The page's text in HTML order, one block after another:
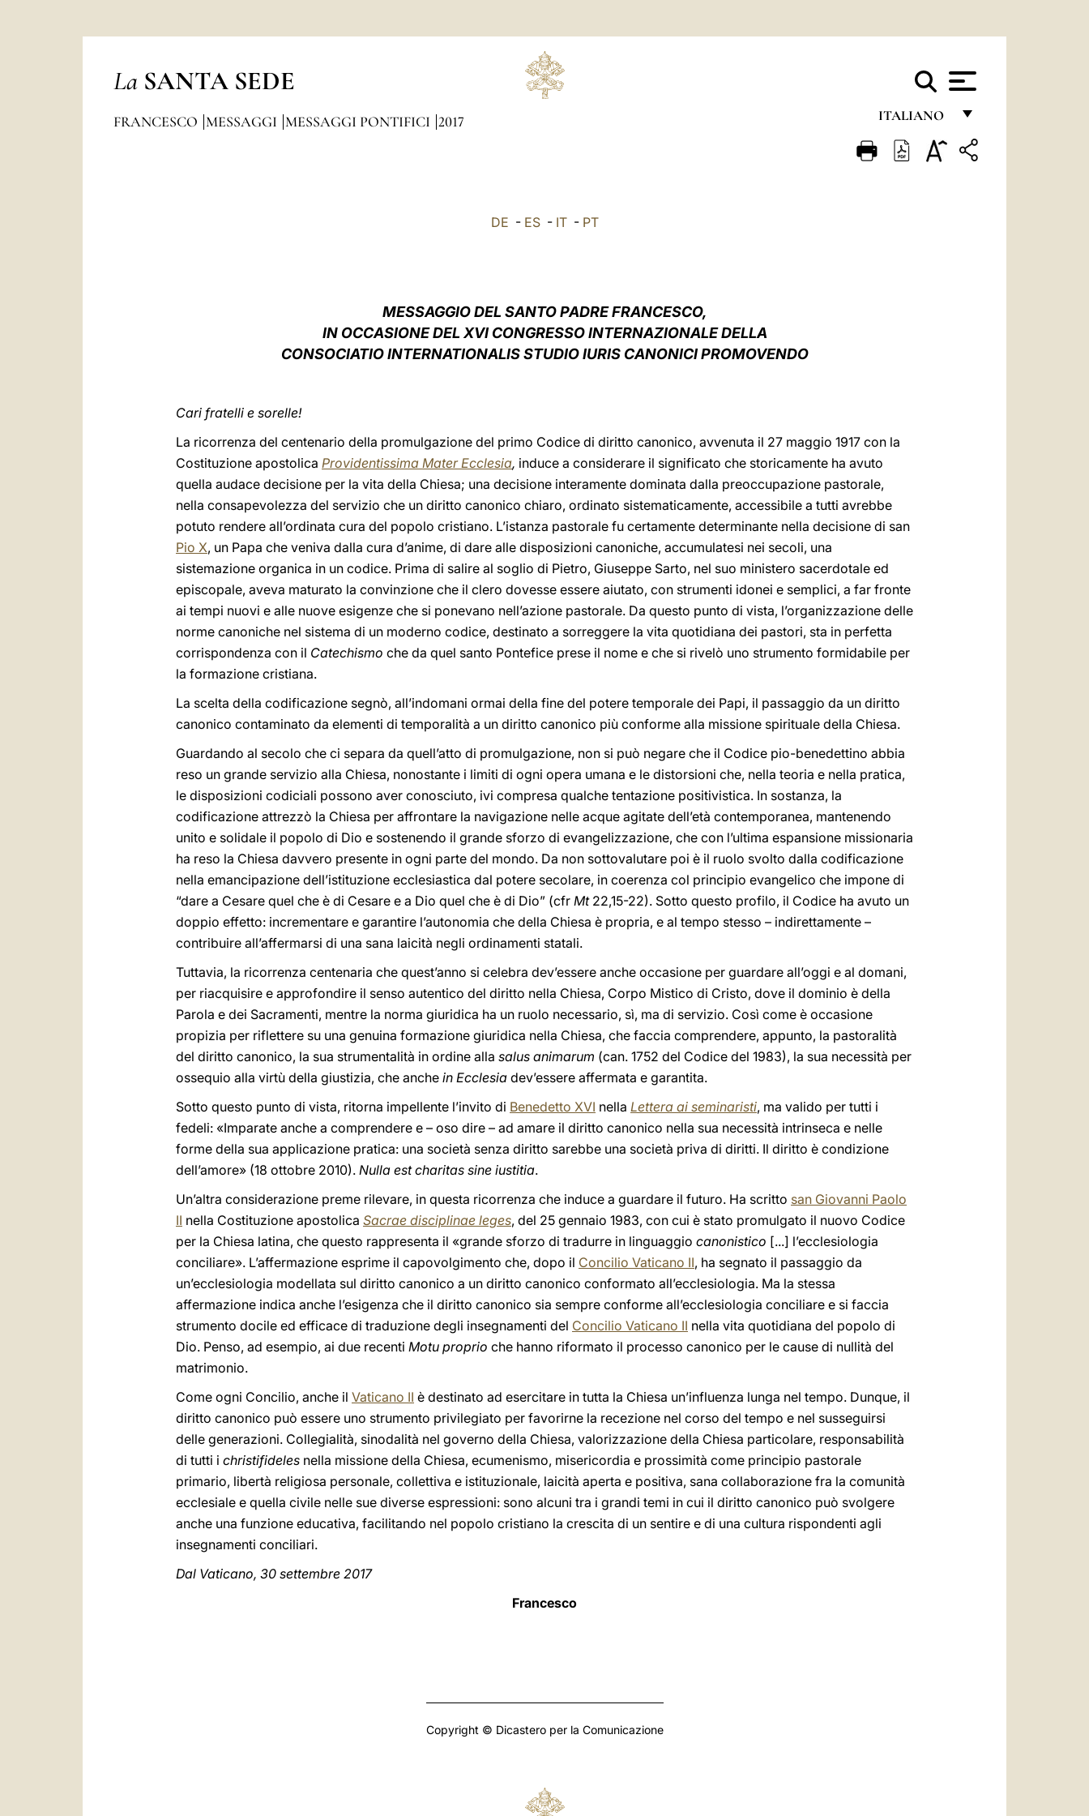
La SANTA SEDE
ITALIANO
FRANÇAIS
FRANCESCO MESSAGGI MESSAGGI PONTIFICI 2017
DE - ES- IT- PT
MESSAGGIO DEL SANTO PADRE FRANCESCO,
IN OCCASIONE DEL XVI CONGRESSO INTERNAZIONALE DELLA
CONSOCIATIO INTERNATIONALIS STUDIO IURIS CANONICI PROMOVENDO
Cari fratelli e sorelle!
La ricorrenza del centenario della promulgazione del primo Codice di diritto canonico, avvenuta il 27 maggio 1917 con la
Costituzione apostolica Providentissima Mater Ecclesia, induce a considerare il significato che storicamente ha avuto
quella audace decisione per la vita della Chiesa; una decisione interamente dominata dalla preoccupazione pastorale,
nella consapevolezza del servizio che un diritto canonico chiaro, ordinato sistematicamente, accessibile a tutti avrebbe
potuto rendere all’ordinata cura del popolo cristiano. L’istanza pastorale fu certamente determinante nella decisione di san
Pio X, un Papa che veniva dalla cura d’anime, di dare alle disposizioni canoniche, accumulatesi nei secoli, una
sistemazione organica in un codice. Prima di salire al soglio di Pietro, Giuseppe Sarto, nel suo ministero sacerdotale ed
episcopale, aveva maturato la convinzione che il clero dovesse essere aiutato, con strumenti idonei e semplici, a far fronte
ai tempi nuovi e alle nuove esigenze che si ponevano nell’azione pastorale. Da questo punto di vista, l’organizzazione delle
norme canoniche nel sistema di un moderno codice, destinato a sorreggere la vita quotidiana dei pastori, sta in perfetta
corrispondenza con il Catechismo che da quel santo Pontefice prese il nome e che si rivelò uno strumento formidabile per
la formazione cristiana.
La scelta della codificazione segnò, all’indomani ormai della fine del potere temporale dei Papi, il passaggio da un diritto
canonico contaminato da elementi di temporalità a un diritto canonico più conforme alla missione spirituale della Chiesa.
Guardando al secolo che ci separa da quell’atto di promulgazione, non si può negare che il Codice pio-benedettino abbia
reso un grande servizio alla Chiesa, nonostante i limiti di ogni opera umana e le distorsioni che, nella teoria e nella pratica,
le disposizioni codiciali possono aver conosciuto, ivi compresa qualche tentazione positivistica. In sostanza, la
codificazione attrezzò la Chiesa per affrontare la navigazione nelle acque agitate dell’età contemporanea, mantenendo
unito e solidale il popolo di Dio e sostenendo il grande sforzo di evangelizzazione, che con l’ultima espansione missionaria
ha reso la Chiesa davvero presente in ogni parte del mondo. Da non sottovalutare poi è il ruolo svolto dalla codificazione
nella emancipazione dell’istituzione ecclesiastica dal potere secolare, in coerenza col principio evangelico che impone di
“dare a Cesare quel che è di Cesare e a Dio quel che è di Dio” (cfr Mt 22,15-22). Sotto questo profilo, il Codice ha avuto un
doppio effetto: incrementare e garantire l’autonomia che della Chiesa è propria, e al tempo stesso – indirettamente –
contribuire all’affermarsi di una sana laicità negli ordinamenti statali.
Tuttavia, la ricorrenza centenaria che quest’anno si celebra dev’essere anche occasione per guardare all’oggi e al domani,
per riacquisire e approfondire il senso autentico del diritto nella Chiesa, Corpo Mistico di Cristo, dove il dominio è della
Parola e dei Sacramenti, mentre la norma giuridica ha un ruolo necessario, sì, ma di servizio. Così come è occasione
propizia per riflettere su una genuina formazione giuridica nella Chiesa, che faccia comprendere, appunto, la pastoralità
del diritto canonico, la sua strumentalità in ordine alla salus animarum (can. 1752 del Codice del 1983), la sua necessità per
ossequio alla virtù della giustizia, che anche in Ecclesia dev’essere affermata e garantita.
Sotto questo punto di vista, ritorna impellente l’invito di Benedetto XVI nella Lettera ai seminaristi, ma valido per tutti i
fedeli: «Imparate anche a comprendere e – oso dire – ad amare il diritto canonico nella sua necessità intrinseca e nelle
forme della sua applicazione pratica: una società senza diritto sarebbe una società priva di diritti. Il diritto è condizione
dell’amore» (18 ottobre 2010). Nulla est charitas sine iustitia.
Un’altra considerazione preme rilevare, in questa ricorrenza che induce a guardare il futuro. Ha scritto san Giovanni Paolo
II nella Costituzione apostolica Sacrae disciplinae leges, del 25 gennaio 1983, con cui è stato promulgato il nuovo Codice
per la Chiesa latina, che questo rappresenta il «grande sforzo di tradurre in linguaggio canonistico [...] l’ecclesiologia
conciliare». L’affermazione esprime il capovolgimento che, dopo il Concilio Vaticano II, ha segnato il passaggio da
un’ecclesiologia modellata sul diritto canonico a un diritto canonico conformato all’ecclesiologia. Ma la stessa
affermazione indica anche l’esigenza che il diritto canonico sia sempre conforme all’ecclesiologia conciliare e si faccia
strumento docile ed efficace di traduzione degli insegnamenti del Concilio Vaticano II nella vita quotidiana del popolo di
Dio. Penso, ad esempio, ai due recenti Motu proprio che hanno riformato il processo canonico per le cause di nullità del
matrimonio.
Come ogni Concilio, anche il Vaticano II è destinato ad esercitare in tutta la Chiesa un’influenza lunga nel tempo. Dunque, il
diritto canonico può essere uno strumento privilegiato per favorirne la recezione nel corso del tempo e nel susseguirsi
delle generazioni. Collegialità, sinodalità nel governo della Chiesa, valorizzazione della Chiesa particolare, responsabilità
di tutti i christifideles nella missione della Chiesa, ecumenismo, misericordia e prossimità come principio pastorale
primario, libertà religiosa personale, collettiva e istituzionale, laicità aperta e positiva, sana collaborazione fra la comunità
ecclesiale e quella civile nelle sue diverse espressioni: sono alcuni tra i grandi temi in cui il diritto canonico può svolgere
anche una funzione educativa, facilitando nel popolo cristiano la crescita di un sentire e di una cultura rispondenti agli
insegnamenti conciliari.
Dal Vaticano, 30 settembre 2017
Francesco
Copyright © Dicastero per la Comunicazione